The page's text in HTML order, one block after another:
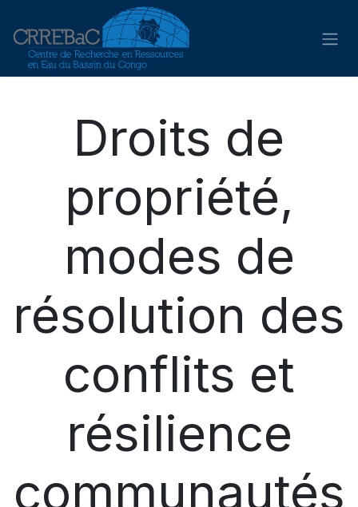
Droits de
propriété,
modes de
résolution des
conflits et
résilience
communautés